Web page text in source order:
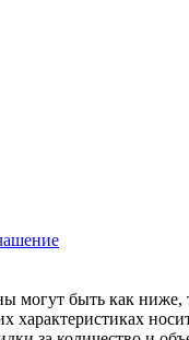
могут быть как